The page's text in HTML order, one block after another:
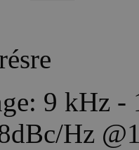
9 kHz
Hz